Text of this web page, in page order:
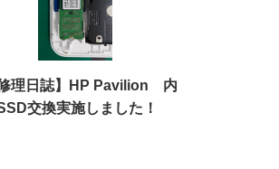
修理日誌】HP Pavilion 内
交換実施しました！